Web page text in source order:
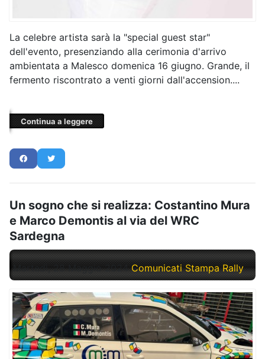
La celebre artista sarà la "special guest star"
dell'evento, presenziando alla cerimonia d'arrivo
ambientata a Malesco domenica 16 giugno. Grande, il
fermento riscontrato a venti giorni dall'accension....
Continua a leggere
Un sogno che si realizza: Costantino Mura
e Marco Demontis al via del WRC
Sardegna
Martedì, 28 Maggio 2024 Comunicati Stampa Rally